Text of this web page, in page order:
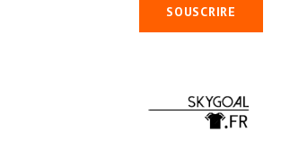
SOUSCRIRE